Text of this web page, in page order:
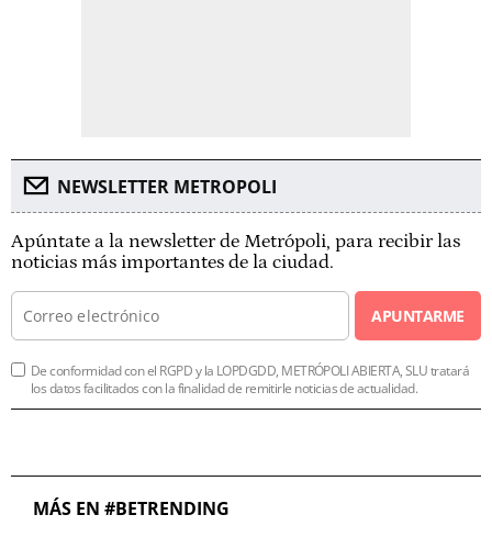
NEWSLETTER METROPOLI
Apúntate a la newsletter de Metrópoli, para recibir las
noticias más importantes de la ciudad.
APUNTARME
De conformidad con el RGPD y la LOPDGDD, METRÓPOLI ABIERTA, SLU tratará
los datos facilitados con la finalidad de remitirle noticias de actualidad.
MÁS EN #BETRENDING